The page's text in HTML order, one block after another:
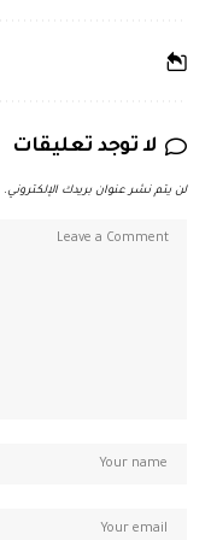
لا توجد تعليقات
لن يتم نشر عنوان بريدك الإلكتروني.